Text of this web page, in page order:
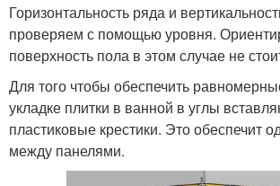
Горизонтальность ряда и
проверяем с помощью уровня.
поверхность пола в этом случае не
Для того чтобы обеспечить
укладке плитки в ванной в углы
пластиковые крестики. Это обеспечит
между панелями.